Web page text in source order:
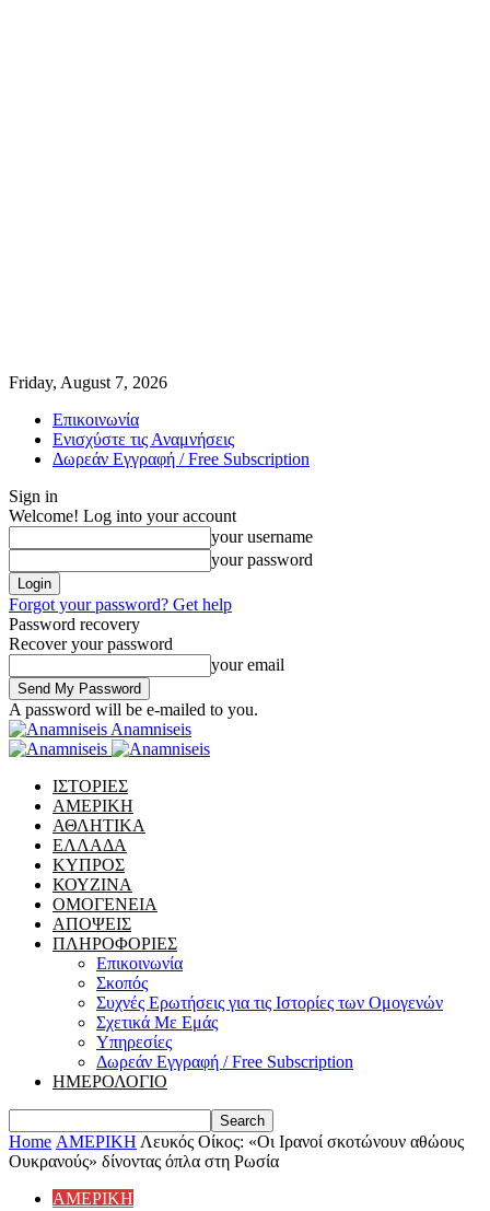
Friday, August 7, 2026
Επικοινωνία
Ενισχύστε τις Αναμνήσεις
Δωρεάν Εγγραφή / Free Subscription
Sign in
Welcome! Log into your account
your username
your password
Forgot your password? Get help
Password recovery
Recover your password
your email
A password will be e-mailed to you.
Anamniseis
ΙΣΤΟΡΙΕΣ
ΑΜΕΡΙΚΗ
ΑΘΛΗΤΙΚΑ
ΕΛΛΑΔΑ
ΚΥΠΡΟΣ
ΚΟΥΖΙΝΑ
ΟΜΟΓΕΝΕΙΑ
ΑΠΟΨΕΙΣ
ΠΛΗΡΟΦΟΡΙΕΣ
Επικοινωνία
Σκοπός
Συχνές Ερωτήσεις για τις Ιστορίες των Ομογενών
Σχετικά Με Εμάς
Υπηρεσίες
Δωρεάν Εγγραφή / Free Subscription
ΗΜΕΡΟΛΟΓΙΟ
Home ΑΜΕΡΙΚΗ Λευκός Οίκος: «Οι Ιρανοί σκοτώνουν αθώους
Ουκρανούς» δίνοντας όπλα στη Ρωσία
ΑΜΕΡΙΚΗ